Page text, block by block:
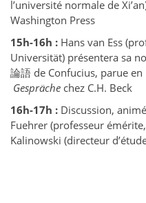
l’université normale de
Washington Press
15h-16h : Hans van Ess
Universität) présentera sa
論語 de Confucius, parue
Gespräche chez C.H. Beck
16h-17h : Discussion,
Fuehrer (professeur
Kalinowski (directeur